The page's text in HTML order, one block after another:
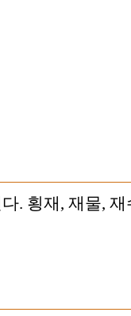
. 횡재, 재물,